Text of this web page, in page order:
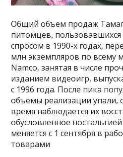
Общий объем продаж
питомцев,
спросом в 1990-х годах,
млн экземпляров по всему
Namco, занятая в числе
изданием видеоигр,
с 1996 года. После пика
объемы реализации упали,
время наблюдается их
обусловленное
меняется с 1 сентября в
товарами